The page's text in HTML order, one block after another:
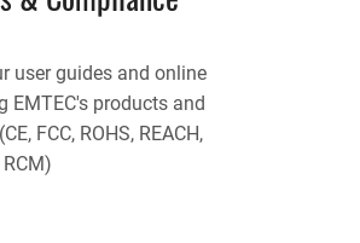
user guides and online
EMTEC's products and
FCC, ROHS, REACH,
RCM)